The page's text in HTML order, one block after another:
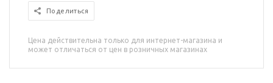
Поделиться
Цена действительна только для интернет-магазина и
может отличаться от цен в розничных магазинах